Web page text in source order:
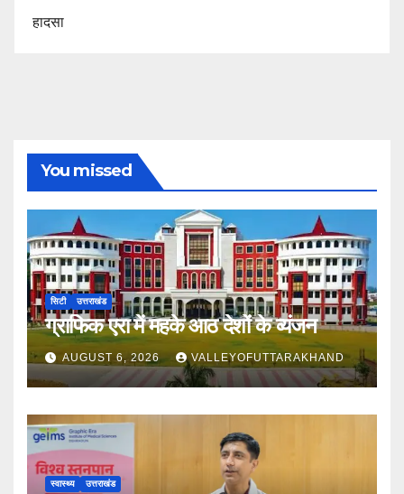
हादसा
You missed
सिटी उत्तराखंड
ग्राफिक एरा में महके आठ देशों के व्यंजन
AUGUST 6, 2026 VALLEYOFUTTARAKHAND
स्वास्थ्य उत्तराखंड